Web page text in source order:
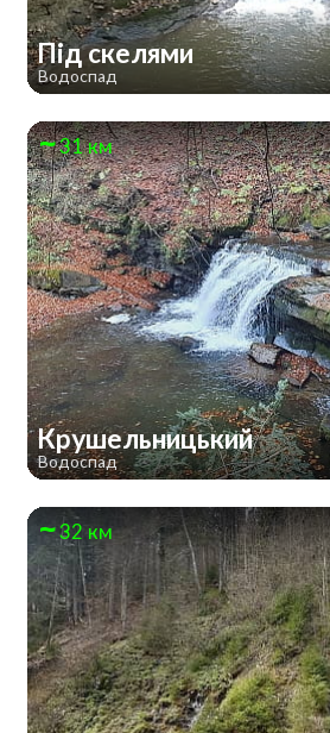
Під скелями
Водоспад
31 км
Крушельницький
Водоспад
32 км